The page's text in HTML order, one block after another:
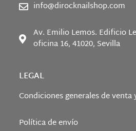
info@dirocknailshop.com
Av. Emilio Lemos. Edificio
oficina 16, 41020, Sevilla
LEGAL
Condiciones generales de
Política de envío